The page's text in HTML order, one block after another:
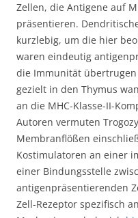
Zellen, die Antigene auf
präsentieren.
kurzlebig, um die hier
waren eindeutig
die Immunität
gezielt in den Thymus
an die MHC-Klasse-II-
Autoren vermuten
Membranflößen
Kostimulatoren an einer
einer Bindungsstelle
antigenpräsentierenden
Zell-Rezeptor spezifisch